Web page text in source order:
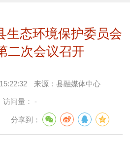
生态环境保护委员会
二次会议召开
来源： 县融媒体中心
访问量： -
分享到：